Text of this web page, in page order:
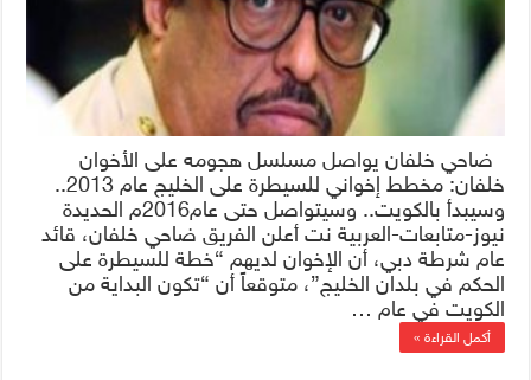
ضاحي خلفان يواصل مسلسل هجومه على الأخوان
خلفان: مخطط إخواني للسيطرة على الخليج عام 2013..
وسيبدأ بالكويت.. وسيتواصل حتى عام2016م الحديدة
نيوز-متابعات-العربية نت أعلن الفريق ضاحي خلفان، قائد
عام شرطة دبي، أن الإخوان لديهم “خطة للسيطرة على
الحكم في بلدان الخليج”، متوقعاً أن “تكون البداية من
الكويت في عام …
أكمل القراءة »